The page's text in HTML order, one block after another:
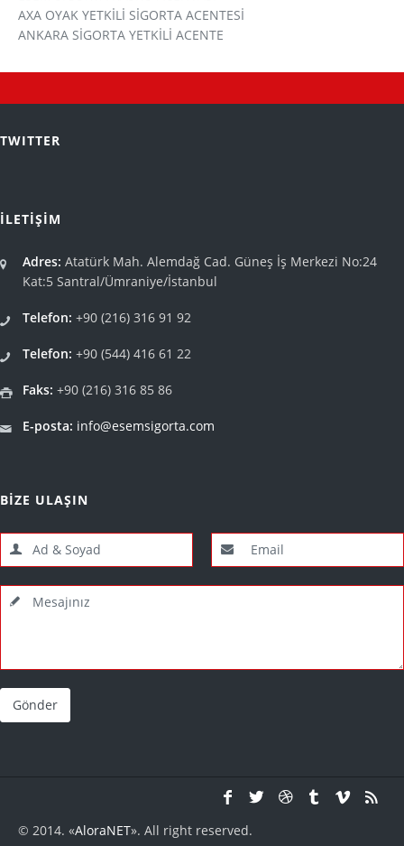
AXA OYAK YETKİLİ SİGORTA ACENTESİ
ANKARA SİGORTA YETKİLİ ACENTE
TWITTER
İLETİŞİM
Adres: Atatürk Mah. Alemdağ Cad. Güneş İş Merkezi No:24
Kat:5 Santral/Ümraniye/İstanbul
Telefon: +90 (216) 316 91 92
Telefon: +90 (544) 416 61 22
Faks: +90 (216) 316 85 86
E-posta: info@esemsigorta.com
BİZE ULAŞIN
© 2014. «AloraNET». All right reserved.